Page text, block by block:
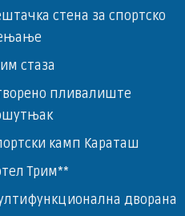
стена за спортско
стаза
пливалиште
камп Караташ
Трим**
дворана